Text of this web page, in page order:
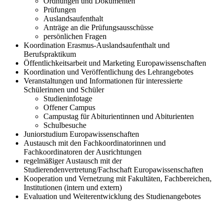
Prüfungen
Auslandsaufenthalt
Anträge an die Prüfungsausschüsse
persönlichen Fragen
Koordination Erasmus-Auslandsaufenthalt und
Berufspraktikum
Öffentlichkeitsarbeit und Marketing Europawissenschaften
Koordination und Veröffentlichung des Lehrangebotes
Veranstaltungen und Informationen für interessierte
Schülerinnen und Schüler
Studieninfotage
Offener Campus
Campustag für Abiturientinnen und Abiturienten
Schulbesuche
Juniorstudium Europawissenschaften
Austausch mit den Fachkoordinatorinnen und
Fachkoordinatoren der Ausrichtungen
regelmäßiger Austausch mit der
Studierendenvertretung/Fachschaft Europawissenschaften
Kooperation und Vernetzung mit Fakultäten, Fachbereichen,
Institutionen (intern und extern)
Evaluation und Weiterentwicklung des Studienangebotes